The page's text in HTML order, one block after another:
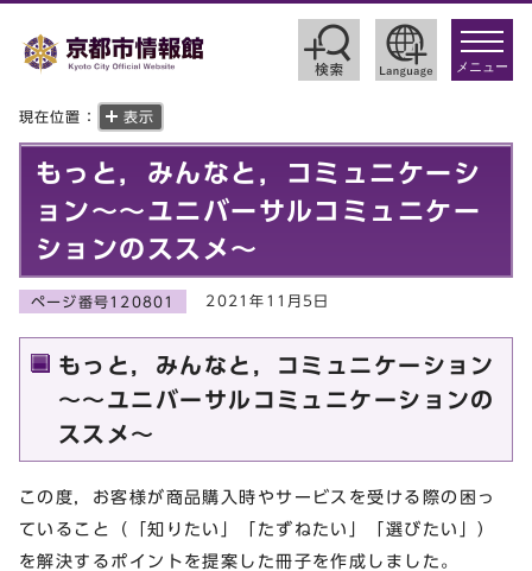
toggle
メニュー
現在位置： 表示
もっと，みんなと，コミュニケーシ
ョン～～ユニバーサルコミュニケー
ションのススメ～
ページ番号120801 2021年11月5日
もっと，みんなと，コミュニケーション
～～ユニバーサルコミュニケーションの
ススメ～
この度，お客様が商品購入時やサービスを受ける際の困っ
ていること（「知りたい」「たずねたい」「選びたい」）
を解決するポイントを提案した冊子を作成しました。